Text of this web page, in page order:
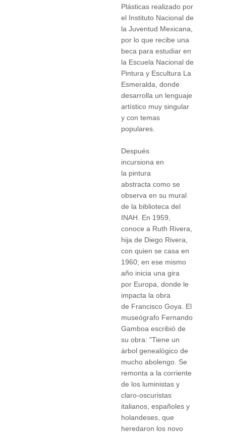
Plásticas realizado por
el Instituto Nacional de
la Juventud Mexicana,
por lo que recibe una
beca para estudiar en
la Escuela Nacional de
Pintura y Escultura La
Esmeralda, donde
desarrolla un lenguaje
artístico muy singular
y con temas
populares.
Después
incursiona en
la pintura
abstracta como se
observa en su mural
de la biblioteca del
INAH. En 1959,
conoce a Ruth Rivera,
hija de Diego Rivera,
con quien se casa en
1960; en ese mismo
año inicia una gira
por Europa, donde le
impacta la obra
de Francisco Goya. El
museógrafo Fernando
Gamboa escribió de
su obra: "Tiene un
árbol genealógico de
mucho abolengo. Se
remonta a la corriente
de los luministas y
claro-oscuristas
italianos, españoles y
holandeses, que
heredaron los novo